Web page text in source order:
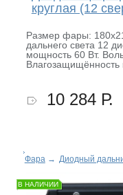
круглая (12
Размер фары:
дальнего света 12
мощность 60 Вт.
Влагозащищённость
10 284 Р.
Фара→ Диодный
В НАЛИЧИИ